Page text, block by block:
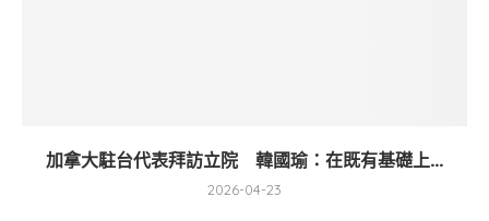
加拿大駐台代表拜訪立院 韓國瑜：在既有基礎上...
2026-04-23